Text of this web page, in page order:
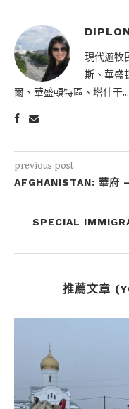
現代遊牧
斯、華盛
爾、華盛頓特區、塔什干
previous post
AFGHANISTAN: 華府
SPECIAL
推薦文章